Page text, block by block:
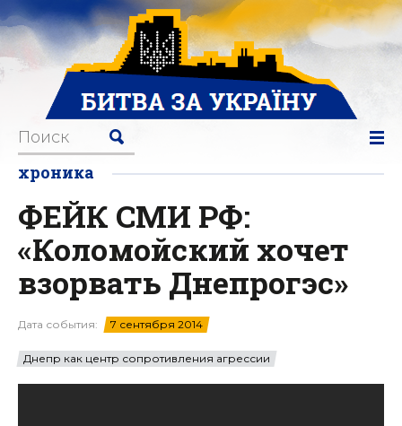
хроника
ФЕЙК СМИ РФ:
«Коломойский хочет
взорвать Днепрогэс»
Дата события: 7 сентября 2014
Днепр как центр сопротивления агрессии